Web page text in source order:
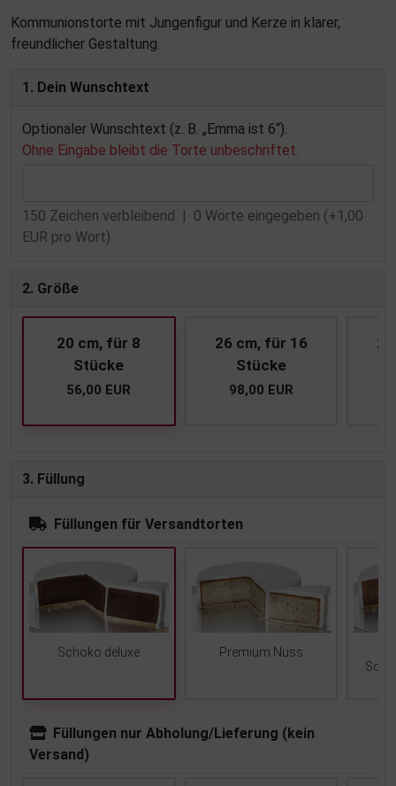
Kommunionstorte mit Jungenfigur und Kerze in klarer,
freundlicher Gestaltung.
1. Dein Wunschtext
Optionaler Wunschtext (z. B. „Emma ist 6“).
Ohne Eingabe bleibt die Torte unbeschriftet.
150 Zeichen verbleibend | 0 Worte eingegeben (+1,00
EUR pro Wort)
2. Größe
20 cm, für 8
Stücke
56,00 EUR
26 cm, für 16
Stücke
98,00 EUR
3. Füllung
Füllungen für Versandtorten
Schoko deluxe
Premium Nuss
Füllungen nur Abholung/Lieferung (kein
Versand)